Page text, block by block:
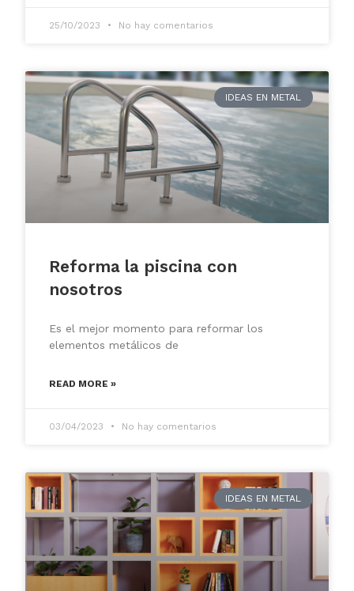
25/10/2023 No hay comentarios
IDEAS EN METAL
Reforma la piscina con
nosotros
Es el mejor momento para reformar los
elementos metálicos de
READ MORE »
03/04/2023 No hay comentarios
IDEAS EN METAL